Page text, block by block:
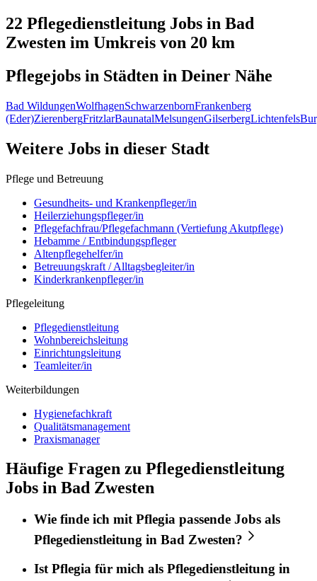
22 Pflegedienstleitung Jobs in Bad
Zwesten im Umkreis von 20 km
Pflegejobs in Städten in Deiner Nähe
Bad WildungenWolfhagenSchwarzenbornFrankenberg
(Eder)ZierenbergFritzlarBaunatalMelsungenGilserbergLichtenfels
Weitere Jobs in dieser Stadt
Pflege und Betreuung
Gesundheits- und Krankenpfleger/in
Heilerziehungspfleger/in
Pflegefachfrau/Pflegefachmann (Vertiefung Akutpflege)
Hebamme / Entbindungspfleger
Altenpflegehelfer/in
Betreuungskraft / Alltagsbegleiter/in
Kinderkrankenpfleger/in
Pflegeleitung
Pflegedienstleitung
Wohnbereichsleitung
Einrichtungsleitung
Teamleiter/in
Weiterbildungen
Hygienefachkraft
Qualitätsmanagement
Praxismanager
Häufige Fragen zu Pflegedienstleitung
Jobs in Bad Zwesten
Wie finde ich mitPflegia passende Jobs als
Pflegedienstleitung in Bad Zwesten?
Ist Pflegia für mich als Pflegedienstleitung in